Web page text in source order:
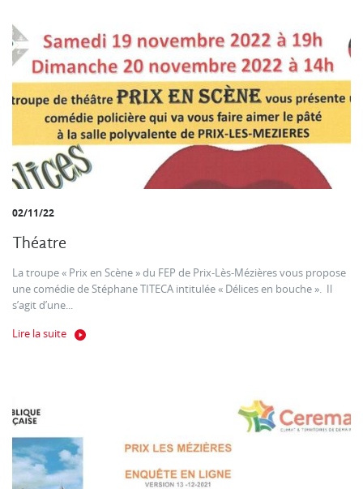
02/11/22
Théatre
La troupe « Prix en Scène » du FEP de Prix-Lès-Mézières vous propose
une comédie de Stéphane TITECA intitulée « Délices en bouche ». Il
s’agit d’une...
Lire la suite